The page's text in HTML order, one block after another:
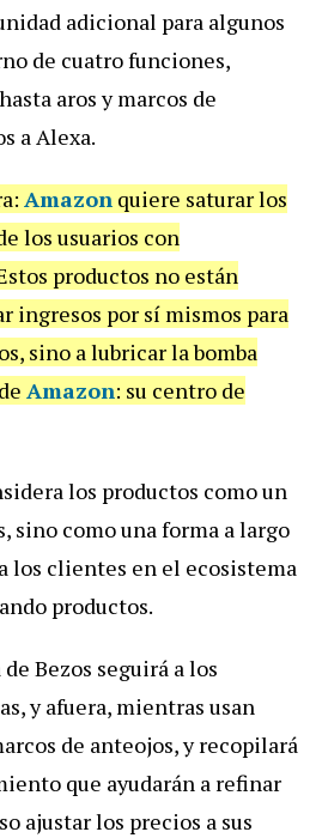
adicional para algunos
de cuatro funciones,
aros y marcos de
a Alexa.
Amazon quiere saturar los
los usuarios con
productos no están
ingresos por sí mismos para
sino a lubricar la bomba
Amazon: su centro de
los productos como un
sino como una forma a largo
los clientes en el ecosistema
productos.
Bezos seguirá a los
y afuera, mientras usan
de anteojos, y recopilará
que ayudarán a refinar
ajustar los precios a sus